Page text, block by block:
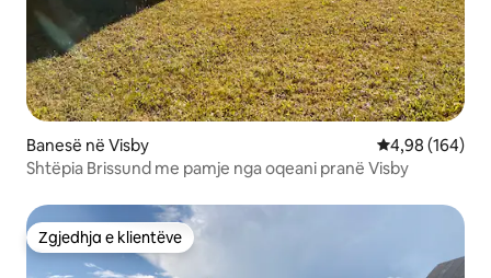
Banesë në Visby Vlerësimi
4,98 (164)
Shtëpia Brissund me pamje nga oqeani pranë Visby
Zgjedhja e klientëve
Zgjedhja e klientëve